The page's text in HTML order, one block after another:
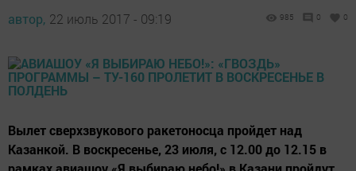
автор, 22 июль 2017 - 09:19 985 0 0
Вылет сверхзвукового ракетоносца пройдет над
Казанкой. В воскресенье, 23 июля, с 12.00 до 12.15 в